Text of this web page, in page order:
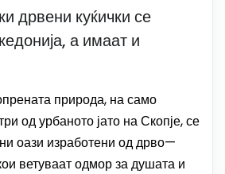
дрвени куќички се
а имаат и
природа, на само
од урбаното јато на Скопје, се
оази изработени од дрво—
ветуваат одмор за душата и